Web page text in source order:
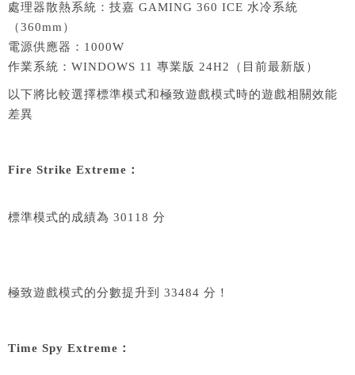
處理器散熱系統：技嘉 GAMING 360 ICE 水冷系統
（360mm）
電源供應器：1000W
作業系統：WINDOWS 11 專業版 24H2（目前最新版）
以下將比較選擇標準模式和極致遊戲模式時的遊戲相關效能
差異
Fire Strike Extreme：
標準模式的成績為 30118 分
極致遊戲模式的分數提升到 33484 分！
Time Spy Extreme：